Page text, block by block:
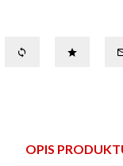
OPIS